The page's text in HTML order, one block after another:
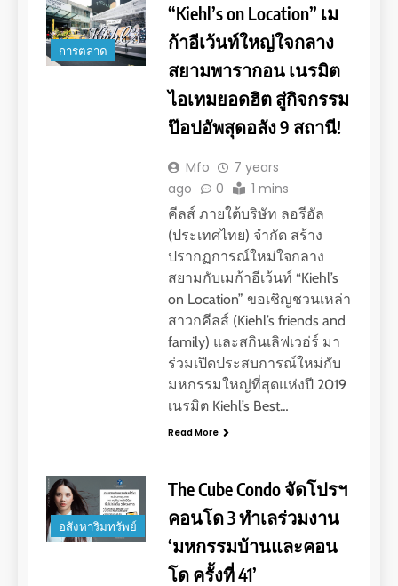
การตลาด
“Kiehl’s on Location” เม
ก้าอีเว้นท์ใหญ่ใจกลาง
สยามพารากอน เนรมิต
ไอเทมยอดฮิต สู่กิจกรรม
ป๊อปอัพสุดอลัง 9 สถานี!
Mfo
7 years
ago
0 1 mins
คีลส์ ภายใต้บริษัท ลอรีอัล
(ประเทศไทย) จำกัด สร้าง
ปรากฏการณ์ใหม่ใจกลาง
สยามกับเมก้าอีเว้นท์ “Kiehl’s
on Location” ขอเชิญชวนเหล่า
สาวกคีลส์ (Kiehl’s friends and
family) และสกินเลิฟเวอ่ร์ มา
ร่วมเปิดประสบการณ์ใหม่กับ
มหกรรมใหญ่ที่สุดแห่งปี 2019
เนรมิต Kiehl’s Best…
Read More
อสังหาริมทรัพย์
The Cube Condo จัดโปรฯ
คอนโด 3 ทำเลร่วมงาน
‘มหกรรมบ้านและคอน
โด ครั้งที่ 41’